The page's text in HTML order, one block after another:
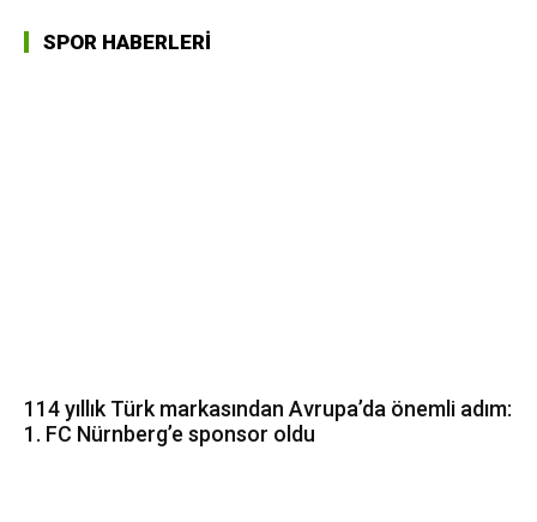
SPOR HABERLERİ
114 yıllık Türk markasından Avrupa’da önemli adım:
1. FC Nürnberg’e sponsor oldu